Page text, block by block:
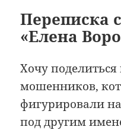
Переписка
«Елена
Хочу
мошенников,
фигурировали
под другим